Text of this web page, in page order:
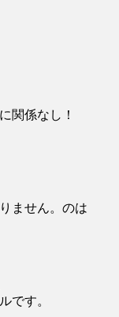
関係なし！
ません。のは
です。